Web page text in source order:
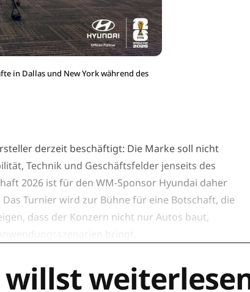
in Dallas und New York während des
derzeit beschäftigt: Die Marke soll nicht
Technik und Geschäftsfelder jenseits des
2026 ist für den WM-Sponsor Hyundai daher
Turnier wird zur Bühne für eine Botschaft, die
dass der Konzern nicht nur Autos baut,
willst